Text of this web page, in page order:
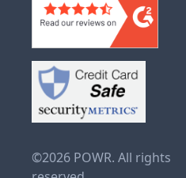
©2026 POWR. All rights